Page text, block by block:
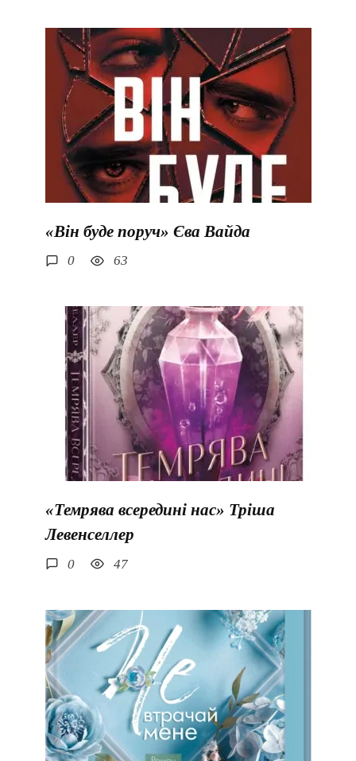
«Він буде поруч» Єва Вайда
0 63
«Темрява всередині нас» Тріша
Левенселлер
0 47